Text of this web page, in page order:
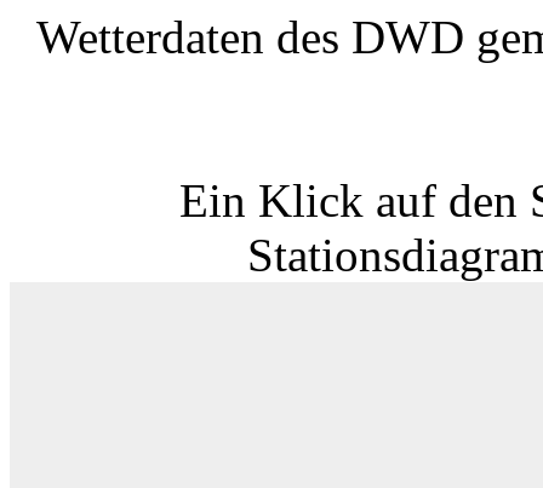
Wetterdaten des DWD
Ein Klick auf den